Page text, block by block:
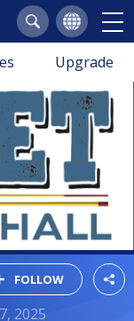
Upgrade
FOLLOW
2025